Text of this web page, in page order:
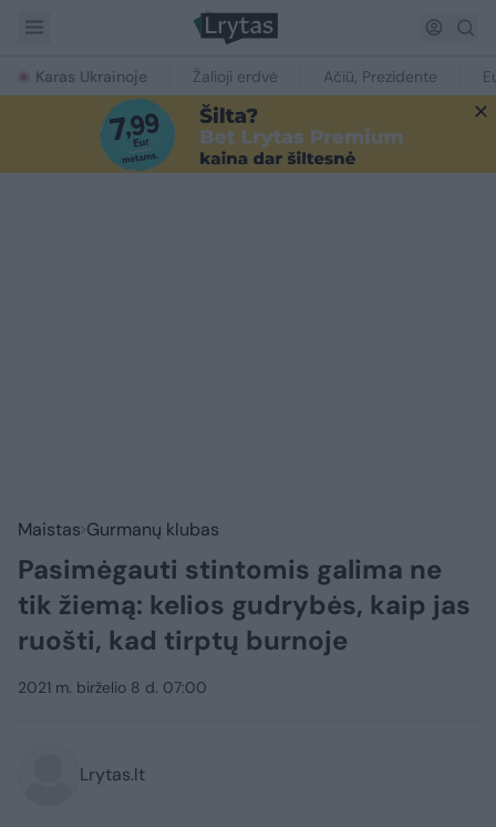
Karas Ukrainoje Žalioji erdvė Ačiū, Prezidente
Maistas Gurmanų klubas
Pasimėgauti stintomis galima ne
tik žiemą: kelios gudrybės, kaip jas
ruošti, kad tirptų burnoje
2021 m. birželio 8 d. 07:00
Lrytas.lt